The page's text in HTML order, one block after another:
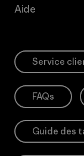
Aide
Service
FAQs
Guide des